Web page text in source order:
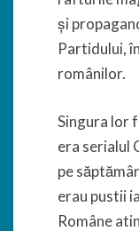
și
Partidului,
românilor.
Singura lor
era serialul
pe
erau pustii
Române